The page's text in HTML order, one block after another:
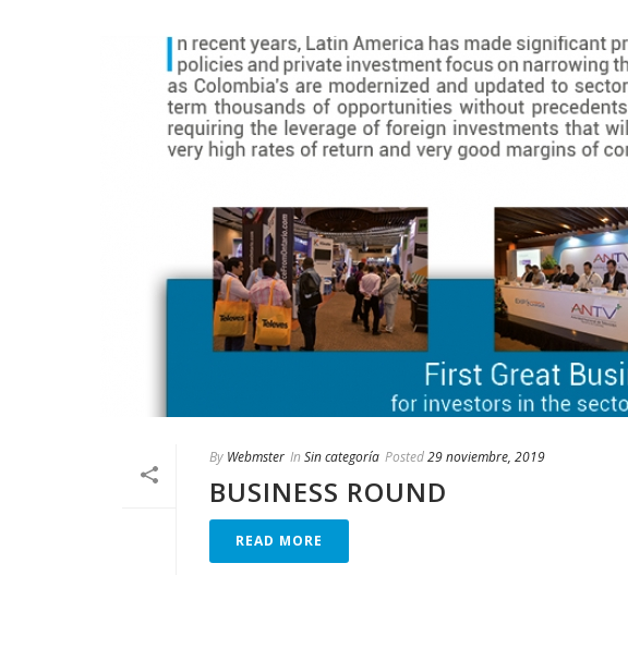
By Webmster In Sin categoría Posted29 noviembre, 2019
BUSINESS ROUND
READ MORE